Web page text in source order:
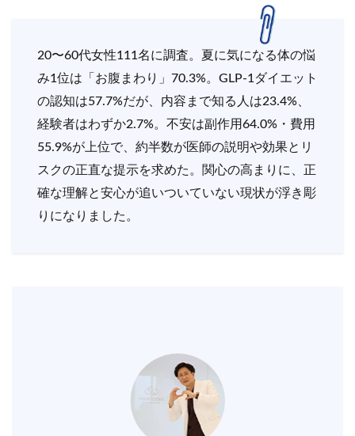
20〜60代女性111名に調査。夏に気になる体の悩
み1位は「お腹まわり」70.3%。GLP-1ダイエット
の認知は57.7%だが、内容まで知る人は23.4%、
経験者はわずか2.7%。不安は副作用64.0%・費用
55.9%が上位で、約半数が医師の説明や効果とリ
スクの正直な提示を求めた。関心の高まりに、正
確な理解と安心が追いついていない現状が浮き彫
りになりました。